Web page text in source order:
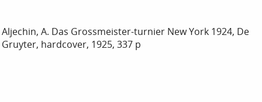
Aljechin, A. Das Grossmeister-turnier New York 1924, De
Gruyter, hardcover, 1925, 337 p